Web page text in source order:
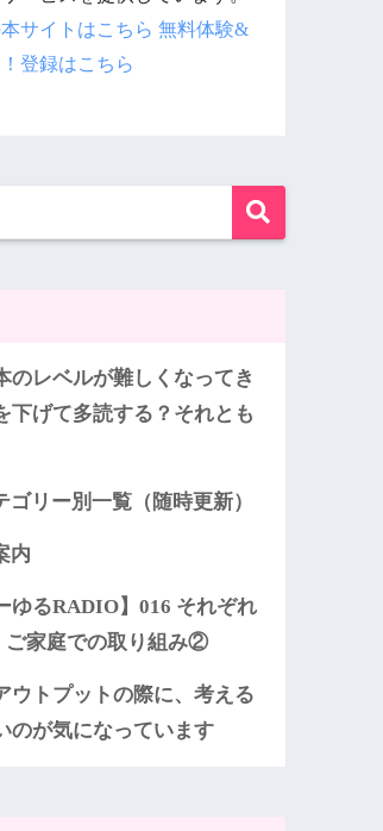
サイトはこちら 無料体験&
登録はこちら
のレベルが難しくなってき
下げて多読する？それとも
リー別一覧（随時更新）
内
ゆるRADIO】016 それぞれ
家庭での取り組み②
ウトプットの際に、考える
のが気になっています